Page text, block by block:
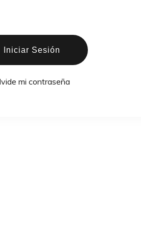
Iniciar Sesión
mi contraseña